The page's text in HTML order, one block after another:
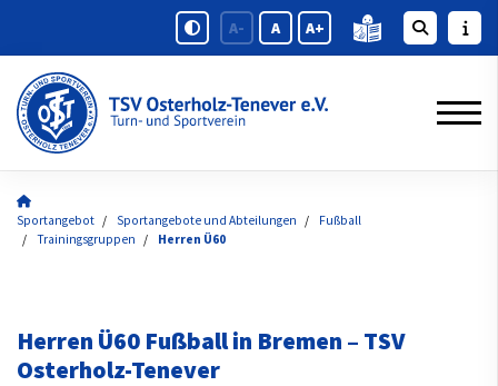
A- A A+
Sportangebot Sportangebote und Abteilungen
Fußball
Trainingsgruppen
Herren Ü60
Herren Ü60 Fußball in Bremen – TSV
Osterholz-Tenever